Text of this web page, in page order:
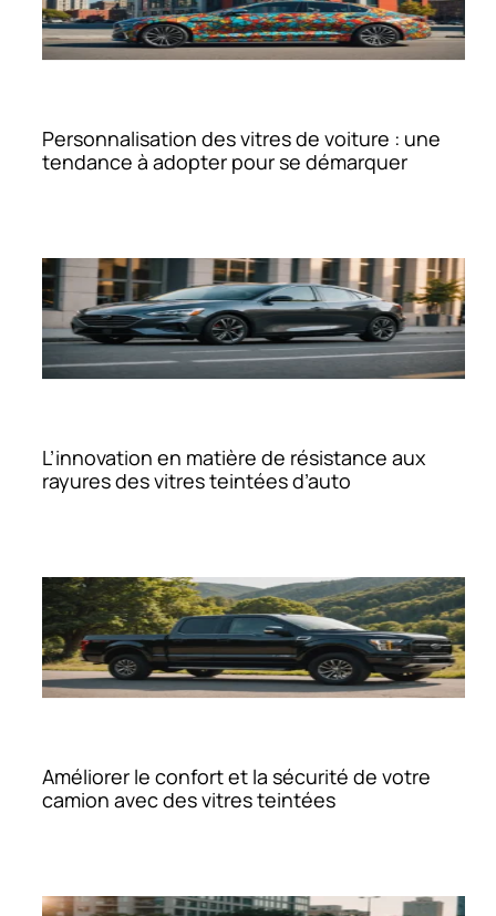
Personnalisation des vitres de voiture : une
tendance à adopter pour se démarquer
L’innovation en matière de résistance aux
rayures des vitres teintées d’auto
Améliorer le confort et la sécurité de votre
camion avec des vitres teintées